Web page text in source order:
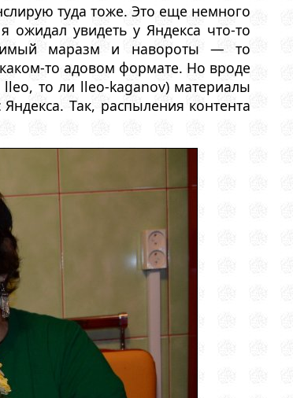
туда тоже. Это еще немного
ожидал увидеть у Яндекса что-то
маразм и навороты — то
то адовом формате. Но вроде
то ли lleo-kaganov) материалы
Так, распыления контента